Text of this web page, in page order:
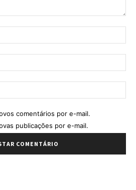
comentários por e-mail.
publicações por e-mail.